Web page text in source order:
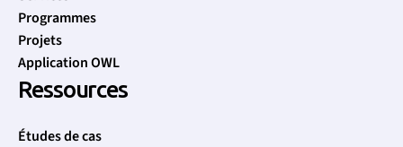
Programmes
Projets
Application OWL
Ressources
Études de cas